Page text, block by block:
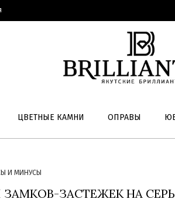
ЦВЕТНЫЕ КАМНИ ОПРАВЫ
И МИНУСЫ
ЗАСТЕЖЕК НА